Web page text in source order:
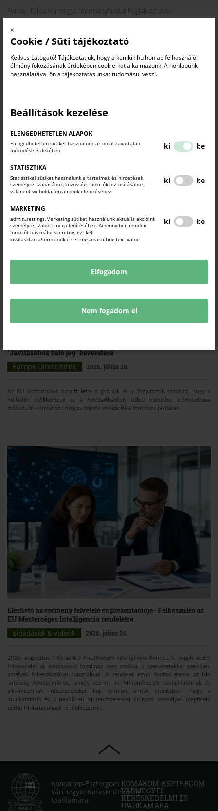
×
Cookie / Süti tájékoztató
Kedves Látogató! Tájékoztatjuk, hogy a kemkik.hu honlap felhasználói
élmény fokozásának érdekében cookie-kat alkalmazunk. A honlapunk
használatával ön a tájékoztatásunkat tudomásul veszi.
Beállítások kezelése
ELENGEDHETETLEN ALAPOK
Elengedhetetlen sütiket használunk az oldal zavartalan
működése érdekében.
ki be
STATISZTIKA
Statisztikai sütiket használunk a tartalmak és hirdetések
személyre szabásához, közösségi funkciók biztosításához,
valamint weboldalforgalmunk elemzéséhez.
ki be
MARKETING
admin.settings.Marketing sütiket használunk aktuális akcióink
személyre szabott megjelenítéséhez. Amennyiben minden
funkciót használni szeretne, ezt kell
kiválasztania!form.cookie.settings.marketing.text_value
ki be
Elfogadom
Nem fogadom el
Forrás: Tolna Vármegyei Kormányhivatal Foglalkoztatási,
LETÖLTHETŐ DOKUMENTUM
TUDJON MEG TÖBBET.
"Javításához való jog" bevezetése
Europe Direct hírek
2026. július 28.
Az EU ösztönzőket hozott létre a gyártók és a fogyasztók számára, hogy a
hulladék csökkentése és a fenntarthatóbb üzleti modellek előmozdítása
érdekében könnyítsék meg és tegyék vonzóbbá a termékek javítását.
Elérhető az esemény felvétele és prezentációja- Felkészülés az
EU Mesterséges Intelligencia rendeletre
Előadások & videók
2026. július 24.
2026. augusztus 3-tól az EU Mesterséges Intelligencia Rendelete, vagyis az EU
MI-rendelet új elvárásokat fogalmaz meg azokkal a szervezetekkel szemben,
amelyek MI-eszközöket használnak. A rendelet egyik fontos eleme az MI-
jártasság követelménye, amely szerint az MI-rendszerek szolgáltatóinak és
alkalmazóinak intézkedéseket kell tenniük annak érdekében, hogy a
munkatársaik és a nevükben MI-rendszerekkel dolgozó személyek megfelelő
szintű MI-jártassággal rendelkezzenek.
Komárom-Esztergom
Vármegyei Kereskedelmi és
Iparkamara
KOMÁROM-ESZTERGOM
VÁRMEGYEI
KERESKEDELMI ÉS
IPARKAMARA